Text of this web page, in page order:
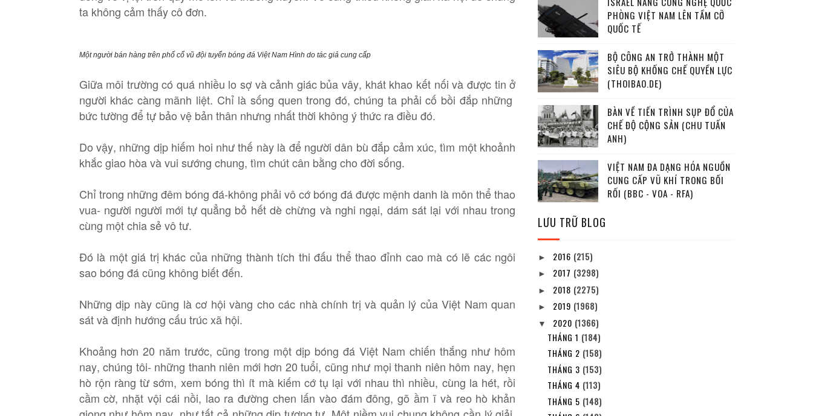
ta không cảm thấy cô đơn.
Một người bán hàng trên phố cổ vũ đội tuyển bóng đá Việt Nam Hình do tác giả cung cấp
Giữa môi trường có quá nhiều lo sợ và cảnh giác bủa vây, khát khao kết nối và được tin ở
người khác càng mãnh liệt. Chỉ là sống quen trong đó, chúng ta phải cố bồi đắp những
bức tường để tự bảo vệ bản thân nhưng nhất thời không ý thức ra điều đó.
Do vậy, những dịp hiếm hoi như thế này là để người dân bù đắp cảm xúc, tìm một khoảnh
khắc giao hòa và vui sướng chung, tìm chút cân bằng cho đời sống.
Chỉ trong những đêm bóng đá-không phải vô cớ bóng đá được mệnh danh là môn thể thao
vua- người người mới tự quẳng bỏ hết dè chừng và nghi ngại, dám sát lại với nhau trong
cùng một chia sẻ vô tư.
Đó là một giá trị khác của những thành tích thi đấu thể thao đỉnh cao mà có lẽ các ngôi
sao bóng đá cũng không biết đến.
Những dịp này cũng là cơ hội vàng cho các nhà chính trị và quản lý của Việt Nam quan
sát và định hướng cấu trúc xã hội.
Khoảng hơn 20 năm trước, cũng trong một dịp bóng đá Việt Nam chiến thắng như hôm
nay, chúng tôi- những thanh niên mới hơn 20 tuổi, cũng như mọi thanh niên hôm nay, hẹn
hò rộn ràng từ sớm, xem bóng thì ít mà kiếm cớ tụ lại với nhau thì nhiều, cùng la hét, rồi
cầm cờ, nhặt vội cái nồi, lao ra đường chen lấn vào đám đông, gõ ầm ĩ và reo hò khản
PHÒNG VIỆT NAM LÊN TẦM CỠ
QUỐC TẾ
BỘ CÔNG AN TRỞ THÀNH MỘT
SIÊU BỘ KHỐNG CHẾ QUYỀN LỰC
(THOIBAO.DE)
BÀN VỀ TIẾN TRÌNH SỤP ĐỔ CỦA
CHẾ ĐỘ CỘNG SẢN (CHU TUẤN
ANH)
VIỆT NAM ĐA DẠNG HÓA NGUỒN
CUNG CẤP VŨ KHÍ TRONG BỐI
RỐI (BBC - VOA - RFA)
LƯU TRỮ BLOG
► 2016 (215)
► 2017 (3298)
► 2018 (2275)
► 2019 (1968)
▼ 2020 (1366)
THÁNG 1 (184)
THÁNG 2 (158)
THÁNG 3 (153)
THÁNG 4 (113)
THÁNG 5 (148)